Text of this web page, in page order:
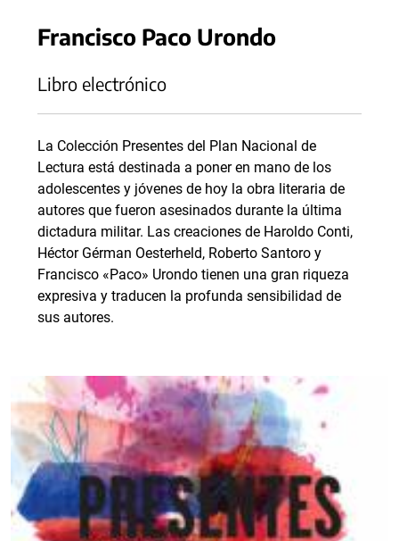
Francisco Paco Urondo
Libro electrónico
La Colección Presentes del Plan Nacional de
Lectura está destinada a poner en mano de los
adolescentes y jóvenes de hoy la obra literaria de
autores que fueron asesinados durante la última
dictadura militar. Las creaciones de Haroldo Conti,
Héctor Gérman Oesterheld, Roberto Santoro y
Francisco «Paco» Urondo tienen una gran riqueza
expresiva y traducen la profunda sensibilidad de
sus autores.